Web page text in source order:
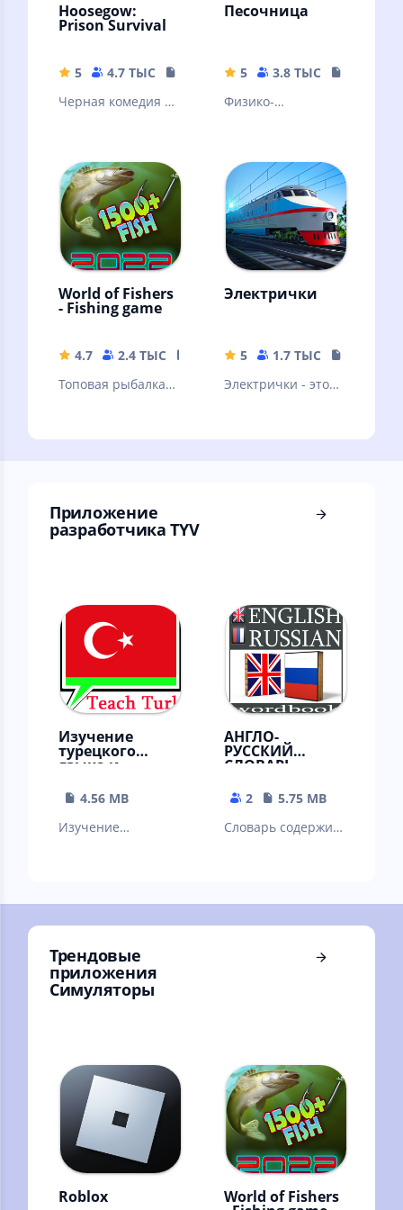
Hoosegow:
Prison Survival
5 4.7 ТЫС
122.8 MB
Черная комедия о
тюрьме.
Песочница
5 3.8 ТЫС
Физико-
игры с падающим
песком
World of Fishers
- Fishing game
4.7 2.4 ТЫС
114.61 MB
Топовая рыбалка
Электрички
5 1.7 ТЫС
Электрички - это
Приложение
разработчика TYV
Изучение
турецкого
языка и
4.56 MB
Изучение
АНГЛО-
РУССКИЙ
СЛОВАРЬ
2
5.75 MB
Cловарь содержит
Трендовые
приложения
Симуляторы
Roblox World of Fishers